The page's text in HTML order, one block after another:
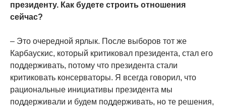
президенту. Как будете строить отношения
сейчас?
– Это очередной ярлык. После выборов тот же
Карбаускис, который критиковал президента, стал его
поддерживать, потому что президента стали
критиковать консерваторы. Я всегда говорил, что
рациональные инициативы президента мы
поддерживали и будем поддерживать, но те решения,